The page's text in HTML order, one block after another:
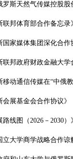
罗斯天然气传媒控股
联邦体育部合作备忘录
国家媒体集团深化合作
联邦政府财政金融大
移动通信传媒在“中俄
展基金会合作协议》
线图（2026－2030）
立大学商学战略合作谅